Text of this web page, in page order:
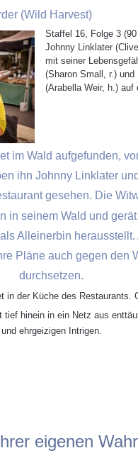
(Wild Harvest)
Staffel 16, Folge 3
Johnny Linklater
mit seiner
(Sharon Small, r.)
(Arabella Weir, h.) auf
im Wald aufgefunden,
ihn Johnny Linklater
gesehen. Die
in seinem Wald und
Alleinerbin
Pläne auch gegen den
durchsetzen.
in der Küche des Restaurants.
tief hinein in ein Netz aus
und ehrgeizigen Intrigen.
eigenen